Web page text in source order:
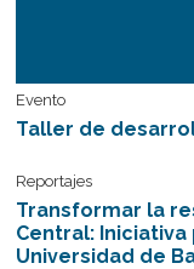
Evento
Taller de
Reportajes
Transformar la
Central: Iniciativa
Universidad de